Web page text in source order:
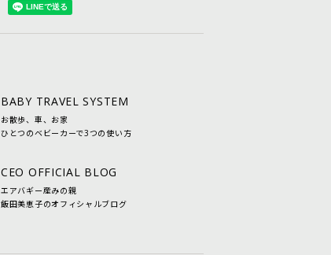
BABY TRAVEL SYSTEM
お散歩、車、お家
ひとつのベビーカーで3つの使い方
CEO OFFICIAL BLOG
エアバギー産みの親
飯田美恵子のオフィシャルブログ